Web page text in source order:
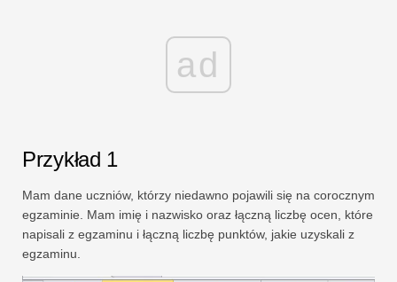
ad
Przykład 1
Mam dane uczniów, którzy niedawno pojawili się na corocznym
egzaminie. Mam imię i nazwisko oraz łączną liczbę ocen, które
napisali z egzaminu i łączną liczbę punktów, jakie uzyskali z
egzaminu.